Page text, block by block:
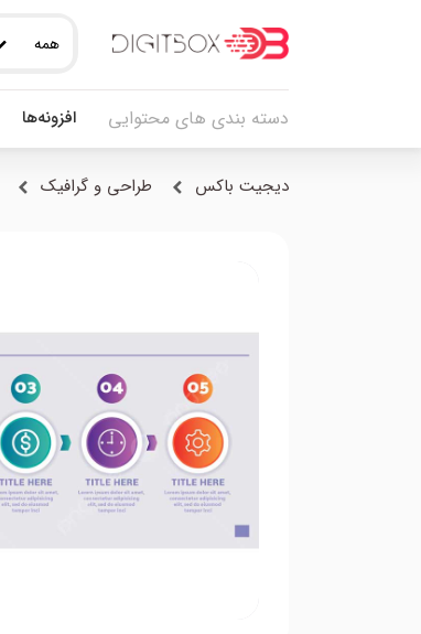
همه
دسته بندی های محتوایی افزونه‌ها
دیجیت باکس طراحی و گرافیک